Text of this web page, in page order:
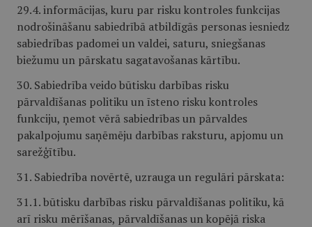
29.4. informācijas, kuru par risku kontroles funkcijas
nodrošināšanu sabiedrībā atbildīgās personas iesniedz
sabiedrības padomei un valdei, saturu, sniegšanas
biežumu un pārskatu sagatavošanas kārtību.
30. Sabiedrība veido būtisku darbības risku
pārvaldīšanas politiku un īsteno risku kontroles
funkciju, ņemot vērā sabiedrības un pārvaldes
pakalpojumu saņēmēju darbības raksturu, apjomu un
sarežģītību.
31. Sabiedrība novērtē, uzrauga un regulāri pārskata:
31.1. būtisku darbības risku pārvaldīšanas politiku, kā
arī risku mērīšanas, pārvaldīšanas un kopējā riska